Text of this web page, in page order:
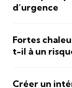
d’urgence
Fortes
t-il à un
Créer un